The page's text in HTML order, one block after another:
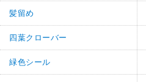
髪留め
四葉クローバー
緑色シール